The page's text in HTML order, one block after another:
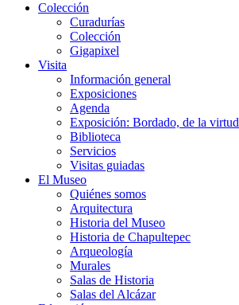
Colección
Curadurías
Colección
Gigapixel
Visita
Información general
Exposiciones
Agenda
Exposición: Bordado, de la virtud
Biblioteca
Servicios
Visitas guiadas
El Museo
Quiénes somos
Arquitectura
Historia del Museo
Historia de Chapultepec
Arqueología
Murales
Salas de Historia
Salas del Alcázar